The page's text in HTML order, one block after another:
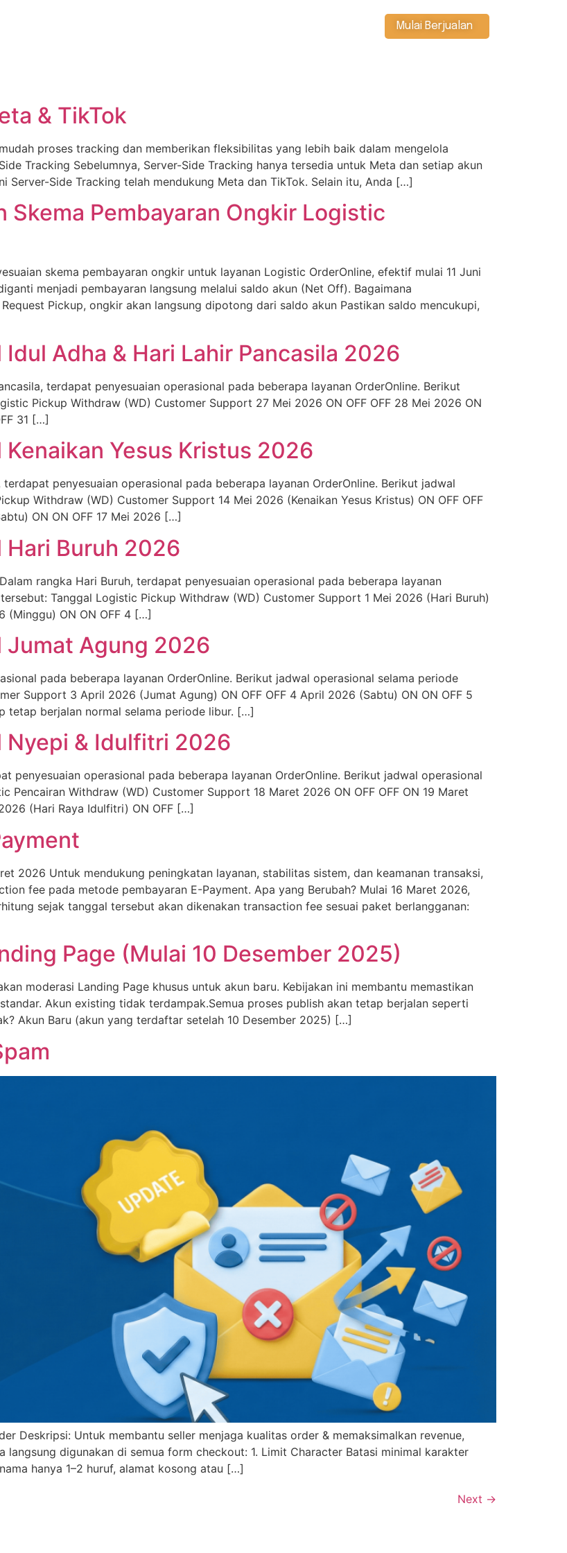
Mulai Berjualan
& TikTok
proses tracking dan memberikan fleksibilitas yang lebih baik dalam mengelola
Tracking Sebelumnya, Server-Side Tracking hanya tersedia untuk Meta dan setiap akun
Server-Side Tracking telah mendukung Meta dan TikTok. Selain itu, Anda […]
Skema Pembayaran Ongkir Logistic
skema pembayaran ongkir untuk layanan Logistic OrderOnline, efektif mulai 11 Juni
menjadi pembayaran langsung melalui saldo akun (Net Off). Bagaimana
Pickup, ongkir akan langsung dipotong dari saldo akun Pastikan saldo mencukupi,
Adha & Hari Lahir Pancasila 2026
terdapat penyesuaian operasional pada beberapa layanan OrderOnline. Berikut
Pickup Withdraw (WD) Customer Support 27 Mei 2026 ON OFF OFF 28 Mei 2026 ON
31 […]
Yesus Kristus 2026
penyesuaian operasional pada beberapa layanan OrderOnline. Berikut jadwal
Withdraw (WD) Customer Support 14 Mei 2026 (Kenaikan Yesus Kristus) ON OFF OFF
ON ON OFF 17 Mei 2026 […]
Hari Buruh 2026
rangka Hari Buruh, terdapat penyesuaian operasional pada beberapa layanan
Tanggal Logistic Pickup Withdraw (WD) Customer Support 1 Mei 2026 (Hari Buruh)
(Minggu) ON ON OFF 4 […]
Jumat Agung 2026
pada beberapa layanan OrderOnline. Berikut jadwal operasional selama periode
Support 3 April 2026 (Jumat Agung) ON OFF OFF 4 April 2026 (Sabtu) ON ON OFF 5
tetap berjalan normal selama periode libur. […]
Nyepi & Idulfitri 2026
penyesuaian operasional pada beberapa layanan OrderOnline. Berikut jadwal operasional
Pencairan Withdraw (WD) Customer Support 18 Maret 2026 ON OFF OFF ON 19 Maret
(Hari Raya Idulfitri) ON OFF […]
2026 Untuk mendukung peningkatan layanan, stabilitas sistem, dan keamanan transaksi,
fee pada metode pembayaran E-Payment. Apa yang Berubah? Mulai 16 Maret 2026,
sejak tanggal tersebut akan dikenakan transaction fee sesuai paket berlangganan:
Page (Mulai 10 Desember 2025)
moderasi Landing Page khusus untuk akun baru. Kebijakan ini membantu memastikan
Akun existing tidak terdampak.Semua proses publish akan tetap berjalan seperti
Akun Baru (akun yang terdaftar setelah 10 Desember 2025) […]
Deskripsi: Untuk membantu seller menjaga kualitas order & memaksimalkan revenue,
digunakan di semua form checkout: 1. Limit Character Batasi minimal karakter
hanya 1–2 huruf, alamat kosong atau […]
Next →